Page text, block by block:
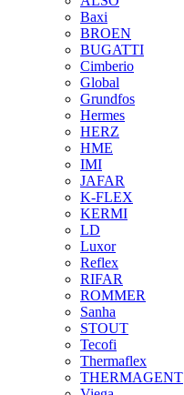
Baxi
BROEN
BUGATTI
Cimberio
Global
Grundfos
Hermes
HERZ
HME
IMI
JAFAR
K-FLEX
KERMI
LD
Luxor
Reflex
RIFAR
ROMMER
Sanha
STOUT
Tecofi
Thermaflex
THERMAGENT